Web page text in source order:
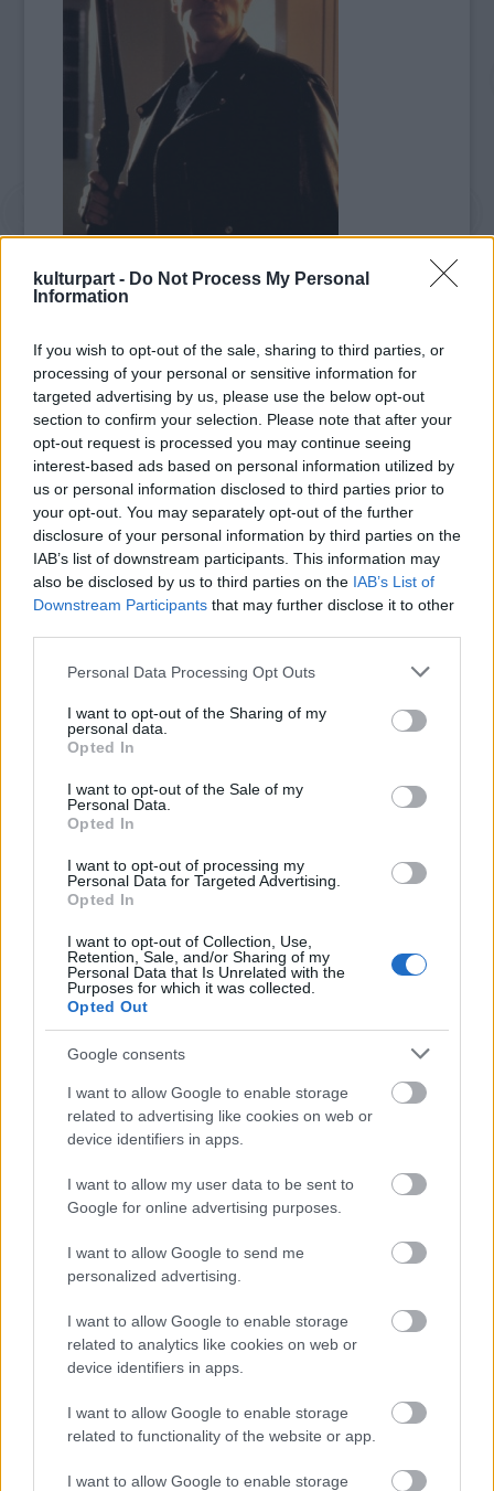
kulturpart - Do Not Process My Personal
Information
If you wish to opt-out of the sale, sharing to third parties, or
processing of your personal or sensitive information for
targeted advertising by us, please use the below opt-out
section to confirm your selection. Please note that after your
opt-out request is processed you may continue seeing
interest-based ads based on personal information utilized by
us or personal information disclosed to third parties prior to
your opt-out. You may separately opt-out of the further
disclosure of your personal information by third parties on the
IAB’s list of downstream participants. This information may
also be disclosed by us to third parties on the IAB’s List of
Downstream Participants that may further disclose it to other
Please note that this website/app uses one or more Google
not limited to your visit or usage behaviour. You may click to
grant or deny consent to Google and its third-party tags to
use your data for below specified purposes in below Google
consent section.
Personal Data Processing Opt Outs
I want to opt-out of the Sharing of my
personal data.
Opted In
I want to opt-out of the Sale of my
Personal Data.
Opted In
I want to opt-out of processing my
Personal Data for Targeted Advertising.
Opted In
I want to opt-out of Collection, Use,
Retention, Sale, and/or Sharing of my
Personal Data that Is Unrelated with the
Purposes for which it was collected.
Opted Out
Google consents
I want to allow Google to enable storage
related to advertising like cookies on web or
device identifiers in apps.
I want to allow my user data to be sent to
Google for online advertising purposes.
I want to allow Google to send me
personalized advertising.
I want to allow Google to enable storage
related to analytics like cookies on web or
device identifiers in apps.
I want to allow Google to enable storage
related to functionality of the website or app.
I want to allow Google to enable storage
kormányzójának négy közös gyermeke van
magával vitte a Los Angelesben lévő
házukból.
Schwarzenegger a Los Angeles Times-nak
eljuttatott közleményében azt mondta, a
kormányzói hivatal elhagyása után vallotta
be feleségének a házasságon kívüli gyermek
létezését. A közleményben arra kéri a médiát,
hogy ne zaklassák családját. „Tudom, hogy
én kiérdemeltem a figyelmüket, de a
családom nem.”
SZEMBE MERSZ NÉZNI AZZAL, AKIVÉ
VÁLHATTÁL VOLNA?
TERMÉSZETFELETTI ERŐK ÉS ELFELEDETT
TITKOK: ITT A SHELBY OAKS – A GONOSZ
SZÁGULDÁS, SÁRKÁNYOK, ROSSZFIÚK – A NYÁR
10 LEGKEDVELTEBB MOZIJA MAGYARORSZÁGON